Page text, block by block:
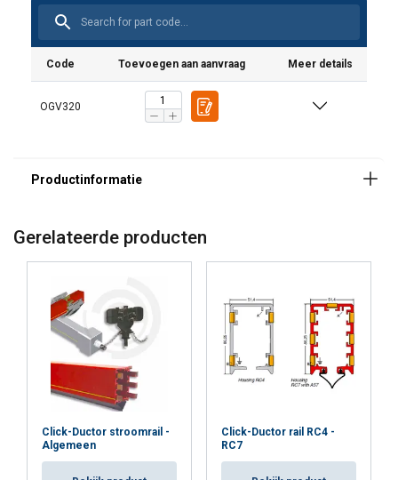
Code Toevoegen aan aanvraag Meer details
OGV320
Gerelateerde producten
Click-Ductor stroomrail -
Algemeen
Click-Ductor rail RC4 -
RC7